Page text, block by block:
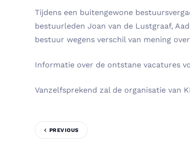
Tijdens een buitengewone
bestuurleden Joan van de Lustgraaf,
bestuur wegens verschil van mening
Informatie over de ontstane vacatures
Vanzelfsprekend zal de organisatie van
PREVIOUS